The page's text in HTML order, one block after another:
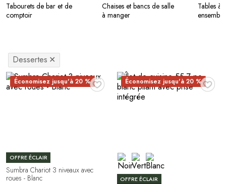
Tabourets de bar et de
comptoir
Chaises et bancs de salle
à manger
Tables à
Dessertes ✕
♥
Économisez jusqu'à 20 %
OFFRE ÉCLAIR
Sumbra Chariot 3 niveaux avec
roues - Blanc
♥
Économisez jusqu'à 20 %
OFFRE ÉCLAIR